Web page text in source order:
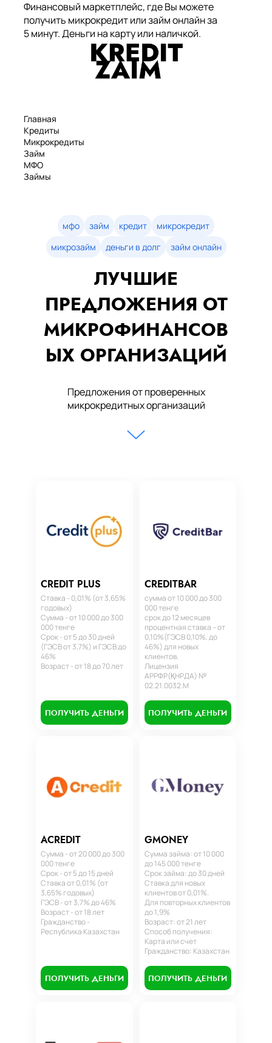
Финансовый маркетплейс, где Вы можете
получить микрокредит или займ онлайн за
5 минут. Деньги на карту или наличкой.
Главная
Кредиты
Микрокредиты
Займ
МФО
Займы
Займы онлайн
Денежные кредиты
мфо займ кредит
микрокредит
микрозайм
деньги в долг займ онлайн
ЛУЧШИЕ
ПРЕДЛОЖЕНИЯ ОТ
МИКРОФИНАНСОВ
ЫХ ОРГАНИЗАЦИЙ
Предложения от проверенных
микрокредитных организаций
CREDIT PLUS
Ставка - 0,01% (от 3,65%
годовых)
Сумма - от 10 000 до 300
000 тенге
Срок - от 5 до 30 дней
(ГЭСВ от 3,7%) и ГЭСВ до
46%
Возраст - от 18 до 70 лет
ПОЛУЧИТЬ ДЕНЬГИ
CREDITBAR
сумма от 10 000 до 300
000 тенге
срок до 12 месяцев
процентная ставка – от
0,10%(ГЭСВ 0,10%, до
46%) для новых
клиентов.
Лицензия
АРРФР(ҚНРДА) №
02.21.0032.М
ПОЛУЧИТЬ ДЕНЬГИ
ACREDIT
Сумма - от 20 000 до 300
000 тенге
Срок - от 5 до 15 дней
Ставка от 0,01% (от
3,65% годовых)
ГЭСВ - от 3,7% до 46%
Возраст - от 18 лет
Гражданство -
Республика Казахстан
ПОЛУЧИТЬ ДЕНЬГИ
GMONEY
Сумма займа: от 10 000
до 145 000 тенге
Срок займа: до 30 дней
Ставка для новых
клиентов от 0,01%.
Для повторных клиентов
до 1,9%
Возраст: от 21 лет
Способ получения:
Карта или счет
Гражданство: Казахстан
ПОЛУЧИТЬ ДЕНЬГИ